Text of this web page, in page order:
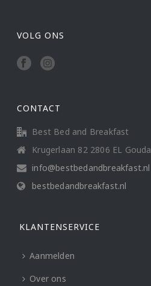
VOLG ONS
CONTACT
Best Bed and Breakfast
Krugerlaan 82 2806 EL Gouda
info@bestbedandbreakfast.nl
bestbedandbreakfast.nl
KLANTENSERVICE
Aanmelden
Over ons